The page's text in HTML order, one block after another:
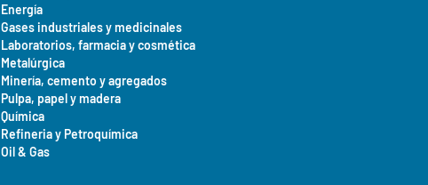
Energía
Gases industriales y medicinales
Laboratorios, farmacia y cosmética
Metalúrgica
Minería, cemento y agregados
Pulpa, papel y madera
Química
Refineria y Petroquímica
Oil & Gas